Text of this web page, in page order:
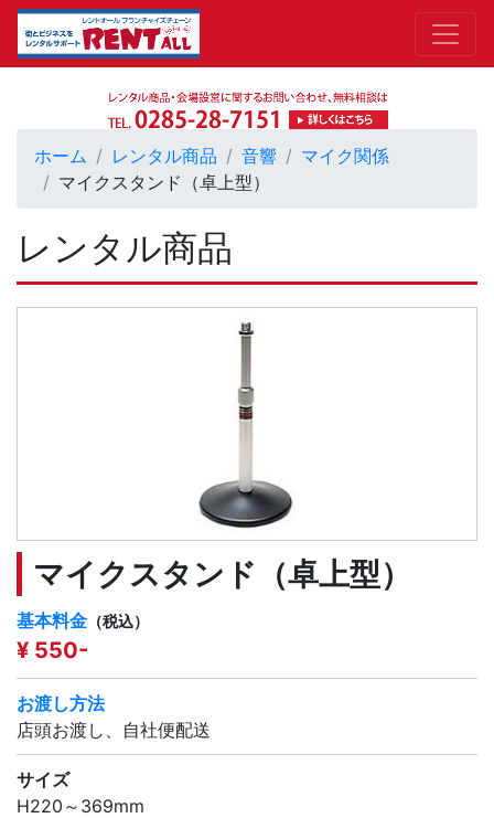
ホーム レンタル商品 音響
マイク関係
マイクスタンド（卓上型）
レンタル商品
マイクスタンド（卓上型）
基本料金 （税込）
¥ 550-
お渡し方法
店頭お渡し、自社便配送
サイズ
H220～369mm